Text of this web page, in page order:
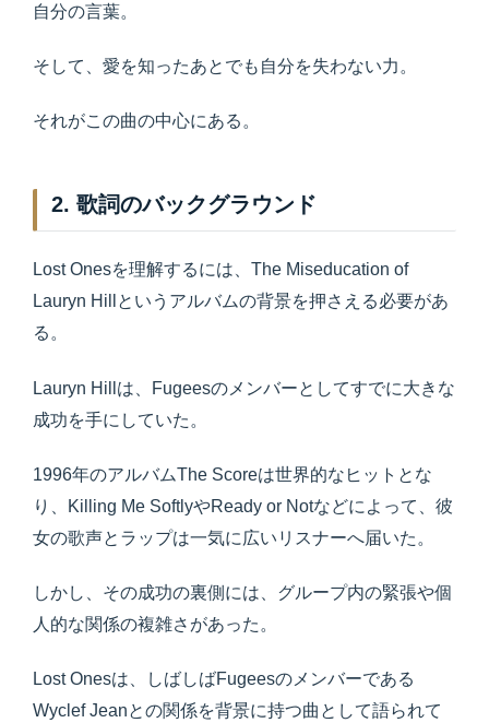
自分の言葉。
そして、愛を知ったあとでも自分を失わない力。
それがこの曲の中心にある。
2. 歌詞のバックグラウンド
Lost Onesを理解するには、The Miseducation of
Lauryn Hillというアルバムの背景を押さえる必要があ
る。
Lauryn Hillは、Fugeesのメンバーとしてすでに大きな
成功を手にしていた。
1996年のアルバムThe Scoreは世界的なヒットとな
り、Killing Me SoftlyやReady or Notなどによって、彼
女の歌声とラップは一気に広いリスナーへ届いた。
しかし、その成功の裏側には、グループ内の緊張や個
人的な関係の複雑さがあった。
Lost Onesは、しばしばFugeesのメンバーである
Wyclef Jeanとの関係を背景に持つ曲として語られて